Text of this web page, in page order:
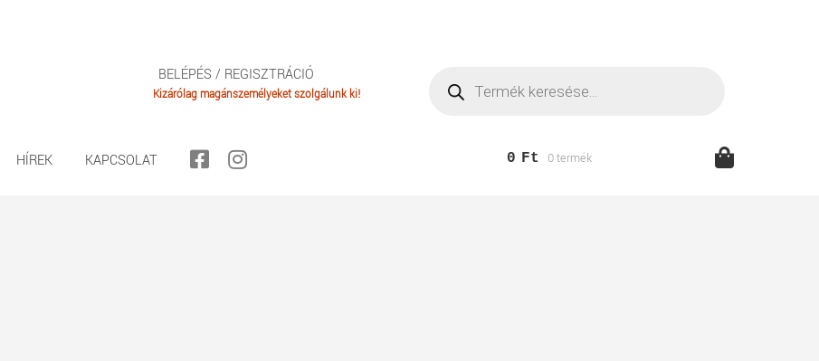
BELÉPÉS / REGISZTRÁCIÓ
search
HÍREK KAPCSOLAT 0 Ft 0 termék